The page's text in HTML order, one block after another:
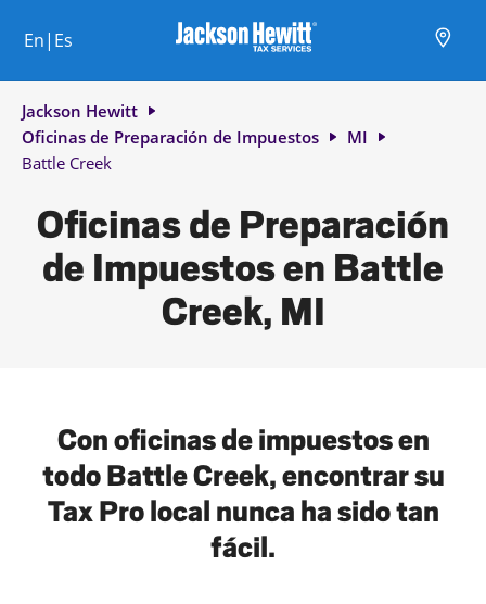
En|Es
Jackson Hewitt
Oficinas de Preparación de Impuestos
MI
Battle Creek
Oficinas de Preparación
de Impuestos en Battle
Creek, MI
Con oficinas de impuestos en
todo Battle Creek, encontrar su
Tax Pro local nunca ha sido tan
fácil.